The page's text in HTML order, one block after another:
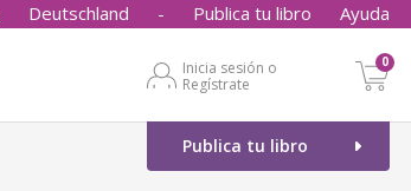
Deutschland - Publica tu libro Ayuda
Inicia sesión o
Regístrate
0
Publica tu libro